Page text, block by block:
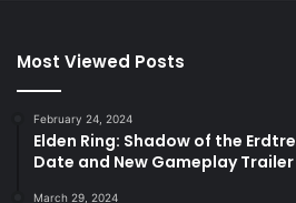
Most Viewed Posts
February 24, 2024
Elden Ring: Shadow of the
Date and New Gameplay Trailer
March 29, 2024